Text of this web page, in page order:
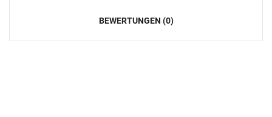
BEWERTUNGEN (0)